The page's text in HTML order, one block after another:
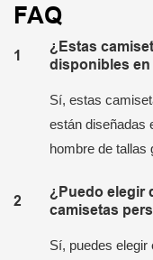
FAQ
1
¿Estas
disponibles
Sí, estas
están diseñadas
hombre de tallas
2
¿Puedo elegir
camisetas
Sí, puedes elegir